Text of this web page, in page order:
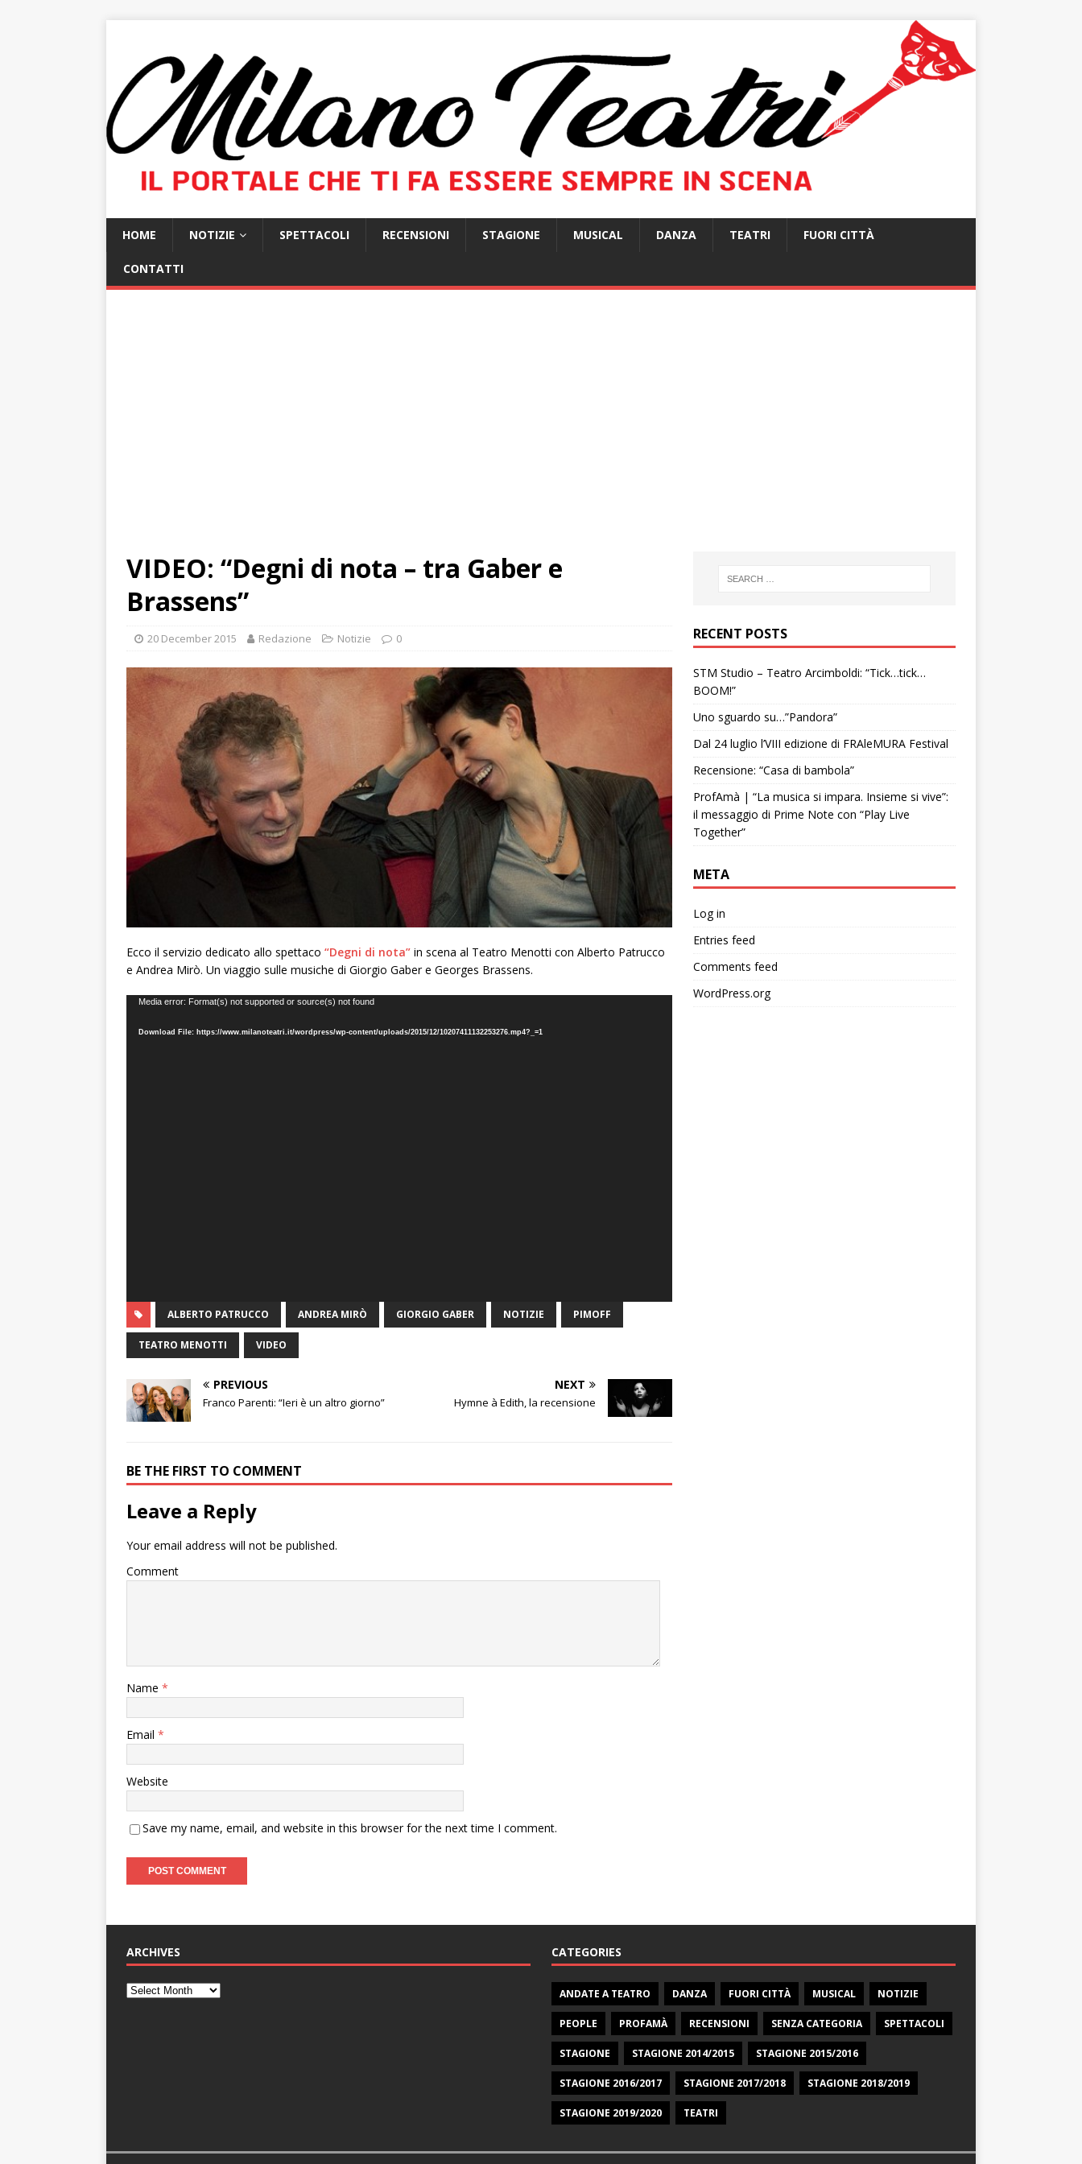
HOME NOTIZIE SPETTACOLI RECENSIONI STAGIONE MUSICAL DANZA TEATRI FUORI CITTÀ
CONTATTI
VIDEO: “Degni di nota – tra Gaber e
Brassens”
20 December 2015 Redazione Notizie 0
Ecco il servizio dedicato allo spettaco “Degni di nota” in scena al Teatro Menotti con Alberto Patrucco
e Andrea Mirò. Un viaggio sulle musiche di Giorgio Gaber e Georges Brassens.
Video
Media error: Format(s) not supported or source(s) not found
Download File: https://www.milanoteatri.it/wordpress/wp-content/uploads/2015/12/10207411132253276.mp4?_=1
ALBERTO PATRUCCO ANDREA MIRÒ GIORGIO GABER NOTIZIE PIMOFF
TEATRO MENOTTI VIDEO
PREVIOUS
Franco Parenti: “Ieri è un altro giorno”
NEXT
Hymne à Edith, la recensione
BE THE FIRST TO COMMENT
Leave a Reply
Your email address will not be published.
Comment
Name *
Email *
Website
Save my name, email, and website in this browser for the next time I comment.
RECENT POSTS
STM Studio – Teatro Arcimboldi: “Tick…tick…
BOOM!”
Uno sguardo su…”Pandora”
Dal 24 luglio l’VIII edizione di FRAleMURA Festival
Recensione: “Casa di bambola”
ProfAmà | “La musica si impara. Insieme si vive”:
il messaggio di Prime Note con “Play Live
Together”
META
Log in
Entries feed
Comments feed
WordPress.org
ARCHIVES CATEGORIES
ANDATE A TEATRO DANZA FUORI CITTÀ MUSICAL NOTIZIE
PEOPLE PROFAMÀ RECENSIONI SENZA CATEGORIA SPETTACOLI
STAGIONE STAGIONE 2014/2015 STAGIONE 2015/2016
STAGIONE 2016/2017 STAGIONE 2017/2018 STAGIONE 2018/2019
STAGIONE 2019/2020 TEATRI